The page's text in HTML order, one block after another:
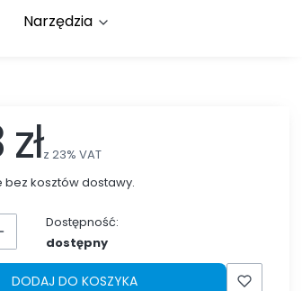
Narzędzia
z 23% VAT
bez kosztów dostawy.
Dostępność:
dostępny
DODAJ DO KOSZYKA